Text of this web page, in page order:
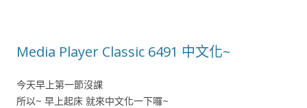
Media Player Classic 6491 中文化~
今天早上第一節沒課
所以~ 早上起床 就來中文化一下囉~